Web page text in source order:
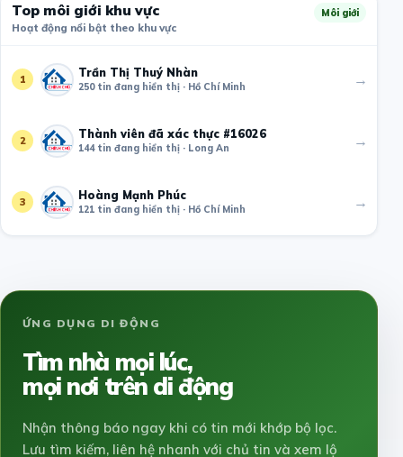
Top môi giới khu vực
Hoạt động nổi bật theo khu vực
Môi giới
1 Trần Thị Thuý Nhàn
250 tin đang hiển thị · Hồ Chí Minh →
2 Thành viên đã xác thực #16026
144 tin đang hiển thị · Long An →
3 Hoàng Mạnh Phúc
121 tin đang hiển thị · Hồ Chí Minh →
ỨNG DỤNG DI ĐỘNG
Tìm nhà mọi lúc,
mọi nơi trên di động
Nhận thông báo ngay khi có tin mới khớp bộ lọc.
Lưu tìm kiếm, liên hệ nhanh với chủ tin và xem lộ